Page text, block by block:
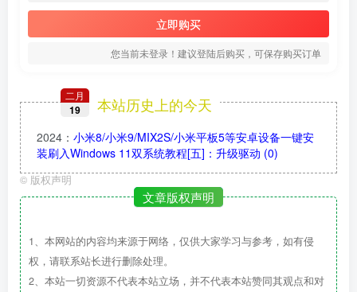
立即购买
您当前未登录！建议登陆后购买，可保存购买订单
二月
19 本站历史上的今天
2024 ： 小米8/小米9/MIX2S/小米平板5等安卓设备一键安
装刷入Windows 11双系统教程[五]：升级驱动 (0)
© 版权声明
文章版权声明
1、本网站的内容均来源于网络，仅供大家学习与参考，如有侵
权，请联系站长进行删除处理。
2、本站一切资源不代表本站立场，并不代表本站赞同其观点和对